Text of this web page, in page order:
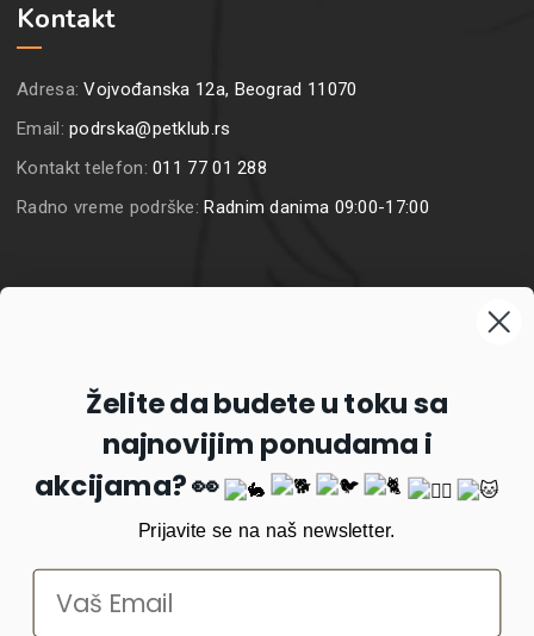
Kontakt
Adresa:Vojvođanska 12a, Beograd 11070
Email:podrska@petklub.rs
Kontakt telefon:011 77 01 288
Radno vreme podrške:Radnim danima 09:00-17:00
Prijavi se
Želite da budete u toku sa
najnovijim ponudama i
akcijama? 👀
Prijavite se na naš newsletter.